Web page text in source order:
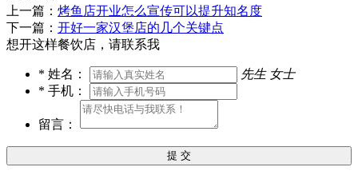
上一篇： 烤鱼店开业怎么宣传可以提升知名度
下一篇： 开好一家汉堡店的几个关键点
想开这样餐饮店，请联系我
* 姓名： 先生 女士
* 手机：
留言：
提 交